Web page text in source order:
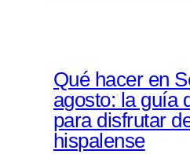
Qué hacer en
agosto: la guía
para disfrutar
hispalense